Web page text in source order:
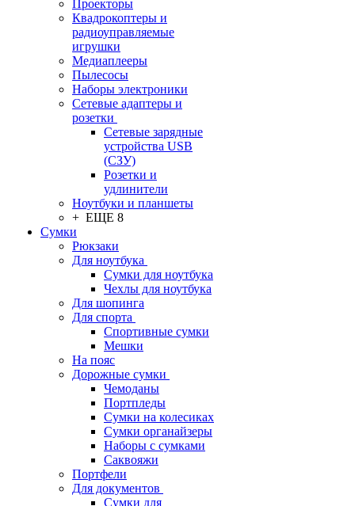
Проекторы
Квадрокоптеры и
радиоуправляемые
игрушки
Медиаплееры
Пылесосы
Наборы электроники
Сетевые адаптеры и
розетки
Сетевые зарядные
устройства USB
(СЗУ)
Розетки и
удлинители
Ноутбуки и планшеты
+ ЕЩЕ 8
Сумки
Рюкзаки
Для ноутбука
Сумки для ноутбука
Чехлы для ноутбука
Для шопинга
Для спорта
Спортивные сумки
Мешки
На пояс
Дорожные сумки
Чемоданы
Портпледы
Сумки на колесиках
Сумки органайзеры
Наборы с сумками
Саквояжи
Портфели
Для документов
Сумки для